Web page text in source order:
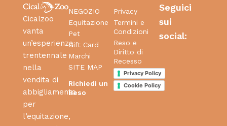
Cicalzoo
vanta
un’esperienza
trentennale
nella
vendita di
abbigliamento
per
l’equitazione,
NEGOZIO
Equitazione
Pet
Gift Card
Marchi
SITE MAP
Richiedi un
Reso
Privacy
Termini e
Condizioni
Reso e
Diritto di
Recesso
Privacy Policy
Cookie Policy
Seguici
sui
social: